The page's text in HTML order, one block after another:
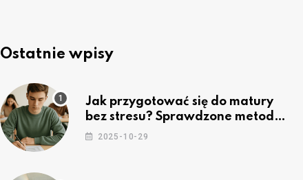
Ostatnie wpisy
Jak przygotować się do matury
bez stresu? Sprawdzone metody
nauki z kursów w Częstochowie
2025-10-29